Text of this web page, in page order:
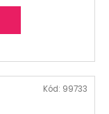
Kód: 99733